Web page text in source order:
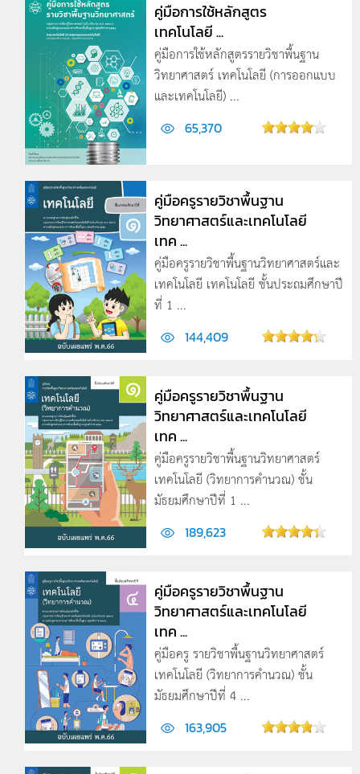
คู่มือการใช้หลักสูตร
เทคโนโลยี ...
คู่มือการใช้หลักสูตรรายวิชาพื้นฐาน
วิทยาศาสตร์ เทคโนโลยี (การออกแบบ
และเทคโนโลยี) ...
65,370
คู่มือครูรายวิชาพื้นฐาน
วิทยาศาสตร์และเทคโนโลยี
เทค ...
คู่มือครูรายวิชาพื้นฐานวิทยาศาสตร์และ
เทคโนโลยี เทคโนโลยี ชั้นประถมศึกษาปี
ที่ 1 ...
144,409
คู่มือครูรายวิชาพื้นฐาน
วิทยาศาสตร์และเทคโนโลยี
เทค ...
คู่มือครูรายวิชาพื้นฐานวิทยาศาสตร์
เทคโนโลยี (วิทยาการคำนวณ) ชั้น
มัธยมศึกษาปีที่ 1 ...
189,623
คู่มือครูรายวิชาพื้นฐาน
วิทยาศาสตร์และเทคโนโลยี
เทค ...
คู่มือครู รายวิชาพื้นฐานวิทยาศาสตร์
เทคโนโลยี (วิทยาการคำนวณ) ชั้น
มัธยมศึกษาปีที่ 4 ...
163,905